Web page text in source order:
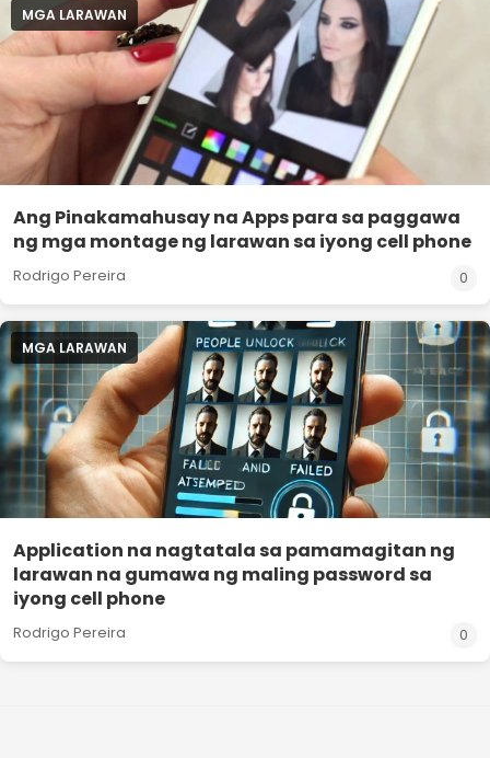
MGA LARAWAN
Ang Pinakamahusay na Apps para sa paggawa
ng mga montage ng larawan sa iyong cell phone
Rodrigo Pereira 0
MGA LARAWAN
Application na nagtatala sa pamamagitan ng
larawan na gumawa ng maling password sa
iyong cell phone
Rodrigo Pereira 0